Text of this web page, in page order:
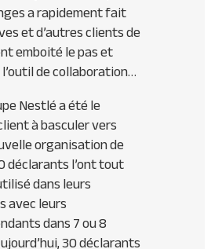
a rapidement fait
et d’autres clients de
emboité le pas et
de collaboration…
Nestlé a été le
à basculer vers
organisation de
déclarants l’ont tout
dans leurs
avec leurs
dans 7 ou 8
30 déclarants